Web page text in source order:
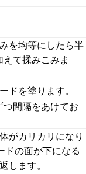
を均等にしたら半
て揉みこみま
ドを塗ります。
間隔をあけてお
がカリカリになり
ドの面が下になる
します。